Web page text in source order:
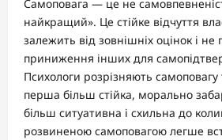
Самоповага — це не
найкращий». Це стійке відчуття
залежить від зовнішніх оцінок і не
приниження інших для
Психологи розрізняють самоповагу
перша більш стійка, морально
більш ситуативна і схильна до
розвиненою самоповагою легше